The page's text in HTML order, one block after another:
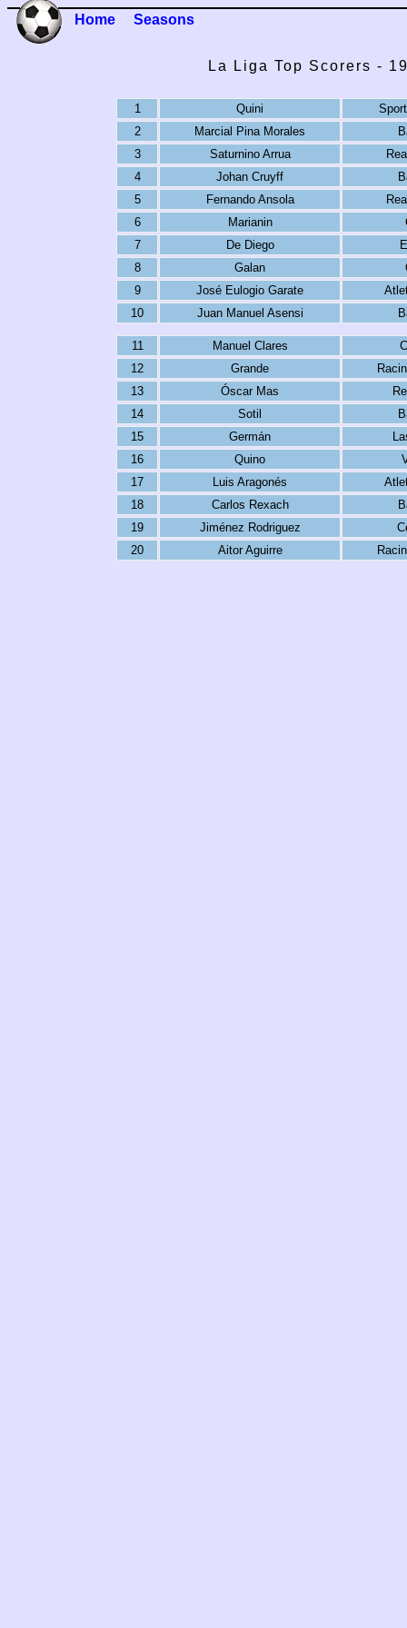
Home Seasons
La Liga Top Scorers -
1 Quini
2
Marcial Pina Morales
3
Saturnino Arrua
4
Johan Cruyff
5
Fernando Ansola
6
Marianin
7
De Diego
8
Galan
9
José Eulogio Garate
10
Juan Manuel Asensi
11 Manuel Clares
12
Grande
13
Óscar Mas
14
Sotil
15
Germán
16
Quino
17
Luis Aragonés
18
Carlos Rexach
19
Jiménez Rodriguez
20
Aitor Aguirre